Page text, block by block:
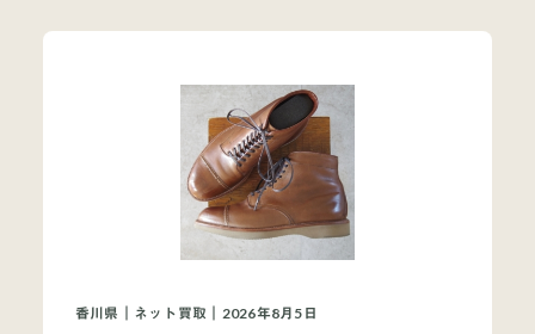
よくあるご質問
オンラインショップ
香川県｜ネット買取｜2026年8月5日